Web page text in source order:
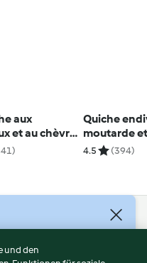
aux
et au chèvre
Quiche
moutarde
camembert
4.5 (394)
und den